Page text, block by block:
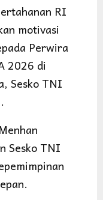
RI
motivasi
Perwira
2026 di
Sesko TNI
Sesko TNI